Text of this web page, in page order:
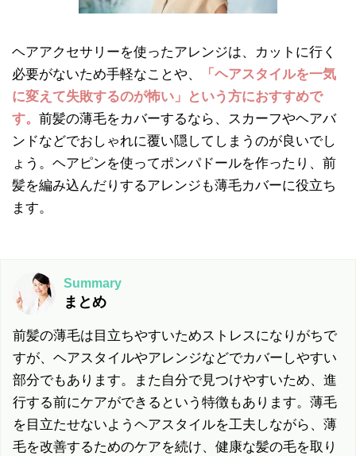
ヘアアクセサリーを使ったアレンジは、カットに行く
必要がないため手軽なことや、
「ヘアスタイルを一気
に変えて失敗するのが怖い」という方におすすめで
す。 前髪の薄毛をカバーするなら、スカーフやヘアバ
ンドなどでおしゃれに覆い隠してしまうのが良いでし
ょう。ヘアピンを使ってポンパドールを作ったり、前
髪を編み込んだりするアレンジも薄毛カバーに役立ち
ます。
Summary
まとめ
前髪の薄毛は目立ちやすいためストレスになりがちで
すが、ヘアスタイルやアレンジなどでカバーしやすい
部分でもあります。また自分で見つけやすいため、進
行する前にケアができるという特徴もあります。薄毛
を目立たせないようヘアスタイルを工夫しながら、薄
毛を改善するためのケアを続け、健康な髪の毛を取り